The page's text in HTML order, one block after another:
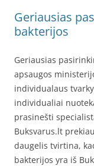
Geriausias
bakterijos
Geriausias
apsaugos
individualaus
individualiai
prasinešti
Buksvarus.lt
daugelis tvirtina,
bakterijos yra iš